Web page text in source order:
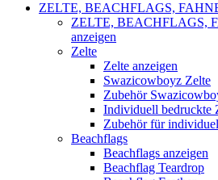
ZELTE, BEACHFLAGS,
ZELTE, BEACHFLAGS,
anzeigen
Zelte
Zelte anzeigen
Swazicowboyz Zelte
Zubehör
Individuell bedruckte
Zubehör für
Beachflags
Beachflags anzeigen
Beachflag Teardrop